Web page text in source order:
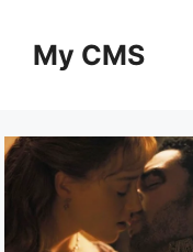
contentMy CMS